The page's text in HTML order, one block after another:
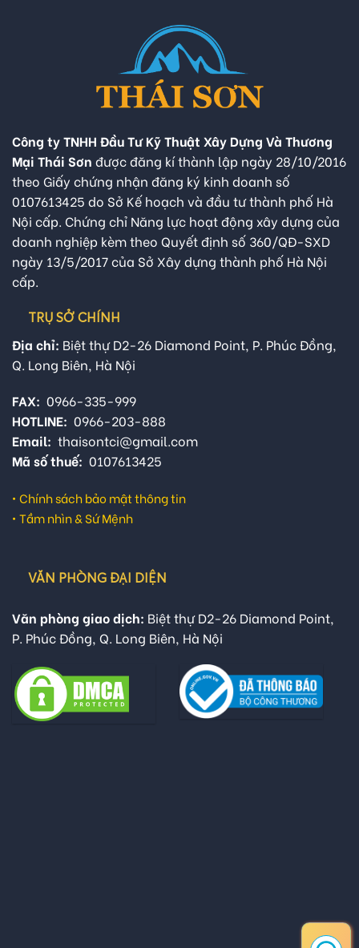
Công ty TNHH Đầu Tư Kỹ Thuật Xây Dựng Và Thương
Mại Thái Sơn được đăng kí thành lập ngày 28/10/2016
theo Giấy chứng nhận đăng ký kinh doanh số
0107613425 do Sở Kế hoạch và đầu tư thành phố Hà
Nội cấp. Chứng chỉ Năng lực hoạt động xây dựng của
doanh nghiệp kèm theo Quyết định số 360/QĐ-SXD
ngày 13/5/2017 của Sở Xây dựng thành phố Hà Nội
cấp.
TRỤ SỞ CHÍNH
Địa chỉ: Biệt thự D2-26 Diamond Point, P. Phúc Đồng,
Q. Long Biên, Hà Nội
FAX: 0966-335-999
HOTLINE: 0966-203-888
Email: thaisontci@gmail.com
Mã số thuế: 0107613425
• Chính sách bảo mật thông tin
• Tầm nhìn & Sứ Mệnh
VĂN PHÒNG ĐẠI DIỆN
Văn phòng giao dịch: Biệt thự D2-26 Diamond Point,
P. Phúc Đồng, Q. Long Biên, Hà Nội